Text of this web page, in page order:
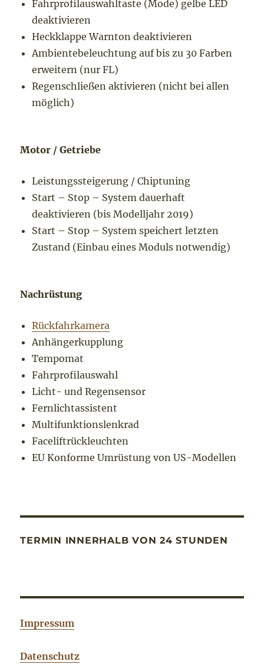
Fahrprofilauswahltaste (Mode) gelbe LED
deaktivieren
Heckklappe Warnton deaktivieren
Ambientebeleuchtung auf bis zu 30 Farben
erweitern (nur FL)
Regenschließen aktivieren (nicht bei allen
möglich)
Motor / Getriebe
Leistungssteigerung / Chiptuning
Start – Stop – System dauerhaft
deaktivieren (bis Modelljahr 2019)
Start – Stop – System speichert letzten
Zustand (Einbau eines Moduls notwendig)
Nachrüstung
Rückfahrkamera
Anhängerkupplung
Tempomat
Fahrprofilauswahl
Licht- und Regensensor
Fernlichtassistent
Multifunktionslenkrad
Faceliftrückleuchten
EU Konforme Umrüstung von US-Modellen
TERMIN INNERHALB VON 24 STUNDEN
Impressum
Datenschutz